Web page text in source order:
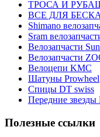
ТРОСА И
ВСЕ ДЛЯ
Shimano
Sram
Велозапчасти
Велозапчасти
Велоцепи KMC
Шатуны Prowheel
Спицы DT swiss
Передние звезды
Полезные ссылки